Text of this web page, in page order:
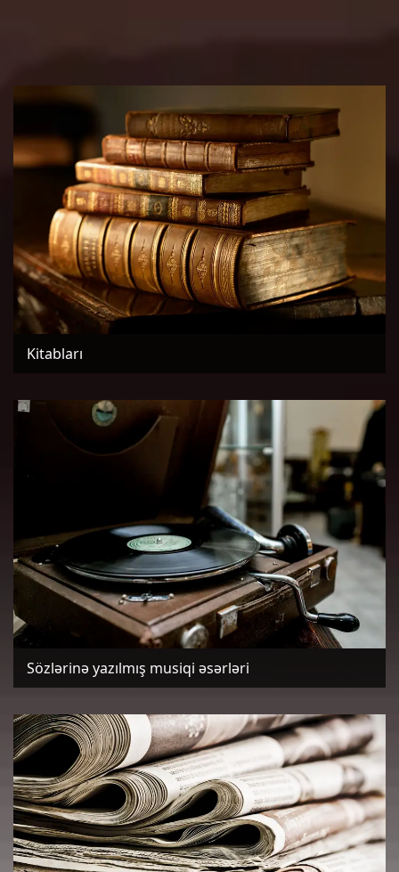
Kitabları
Sözlərinə yazılmış musiqi əsərləri